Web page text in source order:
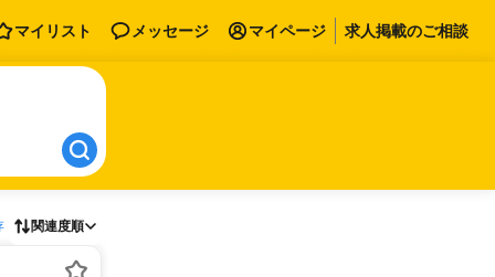
マイリスト メッセージ マイページ 求人掲載のご相談
関連度順